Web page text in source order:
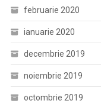
februarie 2020
ianuarie 2020
decembrie 2019
noiembrie 2019
octombrie 2019